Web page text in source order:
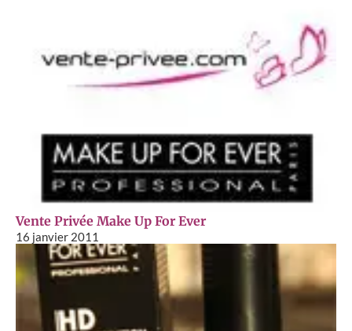
Vente Privée Make Up For Ever
16 janvier 2011